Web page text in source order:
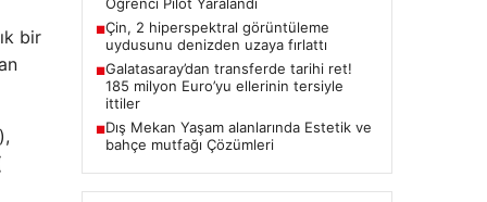
bir
■Çin, 2 hiperspektral görüntüleme
uydusunu denizden uzaya fırlattı
■Galatasaray’dan transferde tarihi ret!
185 milyon Euro’yu ellerinin tersiyle
ittiler
■Dış Mekan Yaşam alanlarında Estetik ve
bahçe mutfağı Çözümleri